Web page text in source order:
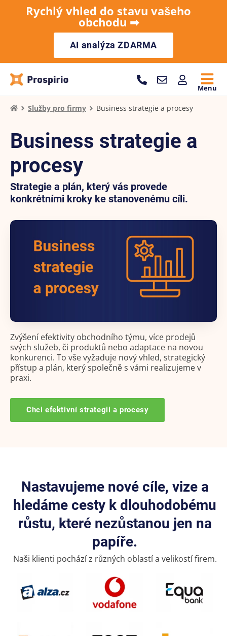
Rychlý vhled do stavu vašeho
obchodu ➡︎
AI analýza ZDARMA
Menu
Služby pro firmy Business strategie a procesy
Business strategie a
procesy
Strategie a plán, který vás provede
konkrétními kroky ke stanovenému cíli.
Zvýšení efektivity obchodního týmu, více prodejů
svých služeb, či produktů nebo adaptace na novou
konkurenci. To vše vyžaduje nový vhled, strategický
přístup a plán, který společně s vámi realizujeme v
praxi.
Chci efektivní strategii a procesy
Nastavujeme nové cíle, vize a
hledáme cesty k dlouhodobému
růstu, které nezůstanou jen na
papíře.
Naši klienti pochází z různých oblastí a velikostí firem.